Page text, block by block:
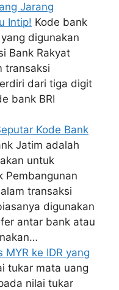
Jarang
Intip! Kode bank
digunakan
Bank Rakyat
transaksi
dari tiga digit
bank BRI
Kode Bank
Jatim adalah
untuk
Pembangunan
transaksi
digunakan
antar bank atau
MYR ke IDR yang
tukar mata uang
nilai tukar